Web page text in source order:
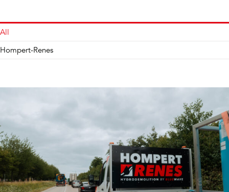
All
Hompert-Renes